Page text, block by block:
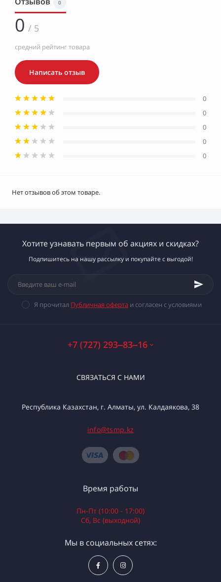
0
0 / 5
средний рейтинг товара
Написать отзыв
0
0
0
0
0
Нет отзывов об этом товаре.
Хотите узнавать первым об акциях и скидках?
Подпишитесь на нашу рассылку и покупайте с выгодой!
Я прочитал Публичная оферта и согласен с условиями
+7 (727) 293‒83‒16
СВЯЗАТЬСЯ С НАМИ
Республика Казахстан, г. Алматы, ул. Калдаякова, 38
info@tsmp.kz
Время работы
Пн-Пт (10:00 - 17:00)
Сб, Вс (выходной)
Мы в социальных сетях: